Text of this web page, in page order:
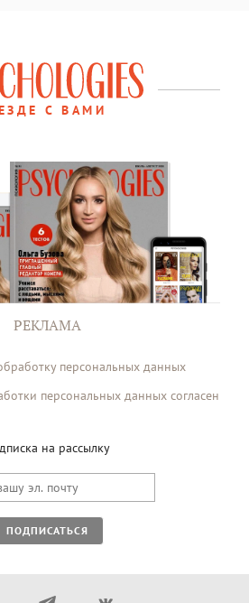
С ВАМИ
РЕКЛАМА
персональных данных
персональных данных согласен
на рассылку
ПОДПИСАТЬСЯ